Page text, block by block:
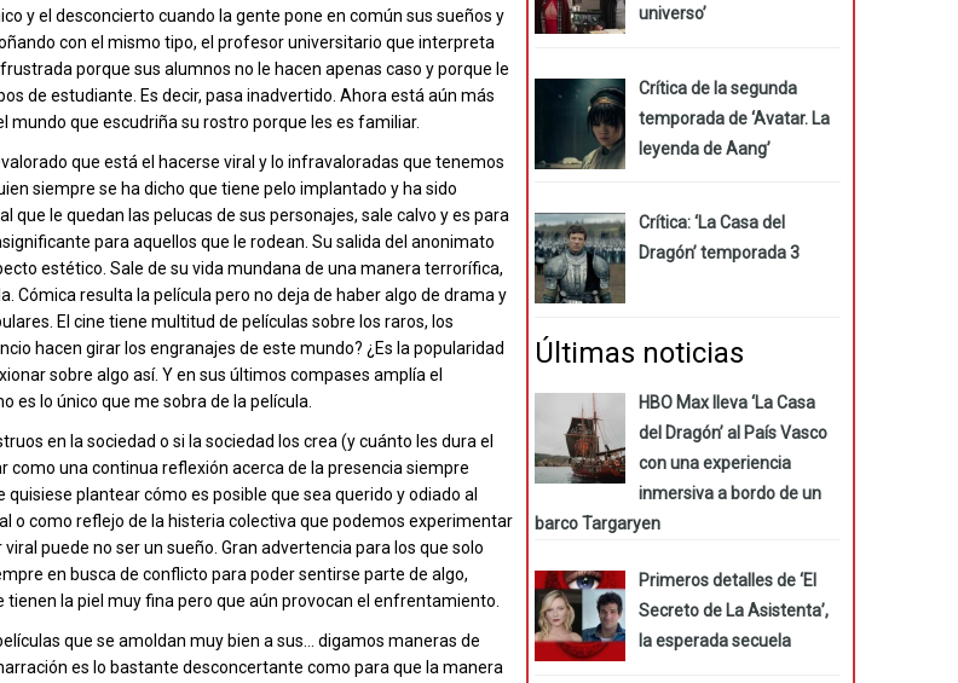
y el desconcierto cuando la gente pone en común sus sueños y
con el mismo tipo, el profesor universitario que interpreta
porque sus alumnos no le hacen apenas caso y porque le
de estudiante. Es decir, pasa inadvertido. Ahora está aún más
mundo que escudriña su rostro porque les es familiar.
que está el hacerse viral y lo infravaloradas que tenemos
siempre se ha dicho que tiene pelo implantado y ha sido
que le quedan las pelucas de sus personajes, sale calvo y es para
para aquellos que le rodean. Su salida del anonimato
estético. Sale de su vida mundana de una manera terrorífica,
Cómica resulta la película pero no deja de haber algo de drama y
El cine tiene multitud de películas sobre los raros, los
hacen girar los engranajes de este mundo? ¿Es la popularidad
sobre algo así. Y en sus últimos compases amplía el
es lo único que me sobra de la película.
en la sociedad o si la sociedad los crea (y cuánto les dura el
como una continua reflexión acerca de la presencia siempre
plantear cómo es posible que sea querido y odiado al
como reflejo de la histeria colectiva que podemos experimentar
puede no ser un sueño. Gran advertencia para los que solo
en busca de conflicto para poder sentirse parte de algo,
la piel muy fina pero que aún provocan el enfrentamiento.
que se amoldan muy bien a sus… digamos maneras de
es lo bastante desconcertante como para que la manera
universo’
Crítica de la segunda
temporada de ‘Avatar. La
leyenda de Aang’
Crítica: ‘La Casa del
Dragón’ temporada 3
Últimas noticias
HBO Max lleva ‘La Casa
del Dragón’ al País Vasco
con una experiencia
inmersiva a bordo de un
barco Targaryen
Primeros detalles de ‘El
Secreto de La Asistenta’,
la esperada secuela